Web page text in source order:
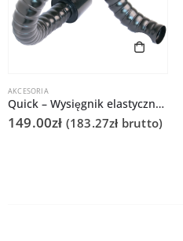
AKCESORIA
Quick – Wysięgnik elastyczny 75(gniazdo)/50(rura)/800mm redukcyjny KAP do Q6101/6102
149.00zł (183.27zł brutto)